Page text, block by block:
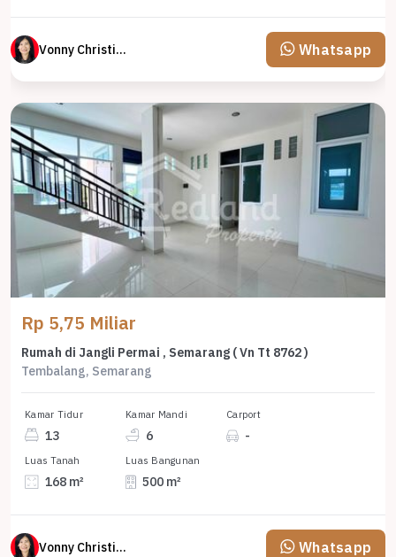
Vonny Christina Whatsapp
Rp 5,75 Miliar
Rumah di Jangli Permai , Semarang ( Vn Tt 8762 )
Tembalang, Semarang
Kamar Tidur
13
Kamar Mandi
6
Carport
-
Luas Tanah
168 m²
Luas Bangunan
500 m²
Vonny Christina Whatsapp